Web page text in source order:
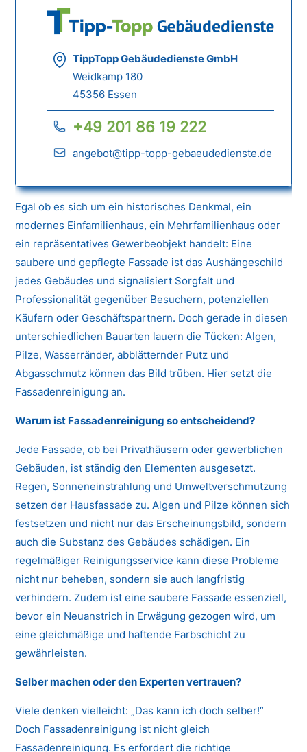
TippTopp Gebäudedienste GmbH
Weidkamp 180
45356 Essen
+49 201 86 19 222
angebot@tipp-topp-gebaeudedienste.de
Egal ob es sich um ein historisches Denkmal, ein
modernes Einfamilienhaus, ein Mehrfamilienhaus oder
ein repräsentatives Gewerbeobjekt handelt: Eine
saubere und gepflegte Fassade ist das Aushängeschild
jedes Gebäudes und signalisiert Sorgfalt und
Professionalität gegenüber Besuchern, potenziellen
Käufern oder Geschäftspartnern. Doch gerade in diesen
unterschiedlichen Bauarten lauern die Tücken: Algen,
Pilze, Wasserränder, abblätternder Putz und
Abgasschmutz können das Bild trüben. Hier setzt die
Fassadenreinigung an.
Warum ist Fassadenreinigung so entscheidend?
Jede Fassade, ob bei Privathäusern oder gewerblichen
Gebäuden, ist ständig den Elementen ausgesetzt.
Regen, Sonneneinstrahlung und Umweltverschmutzung
setzen der Hausfassade zu. Algen und Pilze können sich
festsetzen und nicht nur das Erscheinungsbild, sondern
auch die Substanz des Gebäudes schädigen. Ein
regelmäßiger Reinigungsservice kann diese Probleme
nicht nur beheben, sondern sie auch langfristig
verhindern. Zudem ist eine saubere Fassade essenziell,
bevor ein Neuanstrich in Erwägung gezogen wird, um
eine gleichmäßige und haftende Farbschicht zu
gewährleisten.
Selber machen oder den Experten vertrauen?
Viele denken vielleicht: „Das kann ich doch selber!“
Doch Fassadenreinigung ist nicht gleich
Fassadenreinigung. Es erfordert die richtige